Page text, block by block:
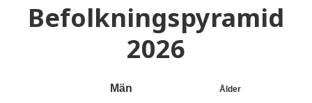
Befolkningspyramid
2026
Män Ålder